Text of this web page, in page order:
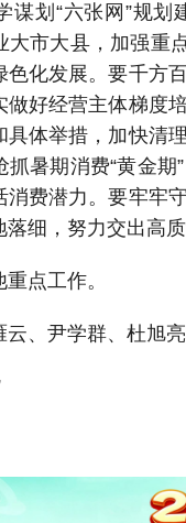
谋划“六张网”规
大市大县，加强重
色化发展。要千方
做好经营主体梯度
具体举措，加快清
抓暑期消费“黄金
消费潜力。要牢牢
细，努力交出高
点工作。
、尹学群、杜旭亮